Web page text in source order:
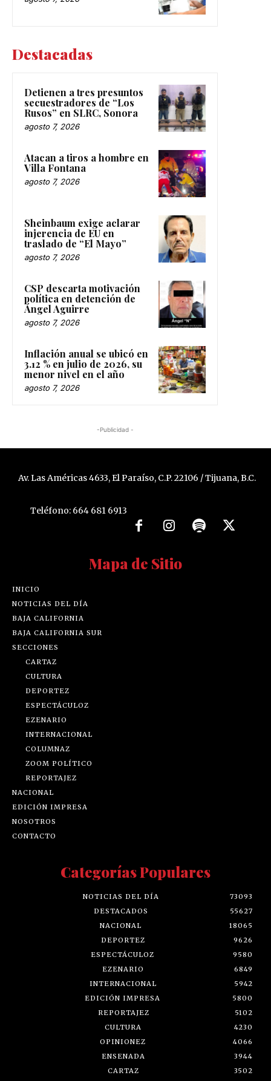
Destacadas
Detienen a tres presuntos
secuestradores de “Los
Rusos” en SLRC, Sonora
agosto 7, 2026
Atacan a tiros a hombre en
Villa Fontana
agosto 7, 2026
Sheinbaum exige aclarar
injerencia de EU en
traslado de “El Mayo”
agosto 7, 2026
CSP descarta motivación
política en detención de
Ángel Aguirre
agosto 7, 2026
Inflación anual se ubicó en
3.12 % en julio de 2026, su
menor nivel en el año
agosto 7, 2026
-Publicidad -
Av. Las Américas 4633, El Paraíso, C.P. 22106 / Tijuana, B.C.
Teléfono: 664 681 6913
Mapa de Sitio
INICIO
NOTICIAS DEL DÍA
BAJA CALIFORNIA
BAJA CALIFORNIA SUR
SECCIONES
CARTAZ
CULTURA
DEPORTEZ
ESPECTÁCULOZ
EZENARIO
INTERNACIONAL
COLUMNAZ
ZOOM POLÍTICO
REPORTAJEZ
NACIONAL
EDICIÓN IMPRESA
NOSOTROS
CONTACTO
Categorías Populares
NOTICIAS DEL DÍA
73093
DESTACADOS
55627
NACIONAL
18065
DEPORTEZ
9626
ESPECTÁCULOZ
9580
EZENARIO
6849
INTERNACIONAL
5942
EDICIÓN IMPRESA
5800
REPORTAJEZ
5102
CULTURA
4230
OPINIONEZ
4066
ENSENADA
3944
CARTAZ
3502